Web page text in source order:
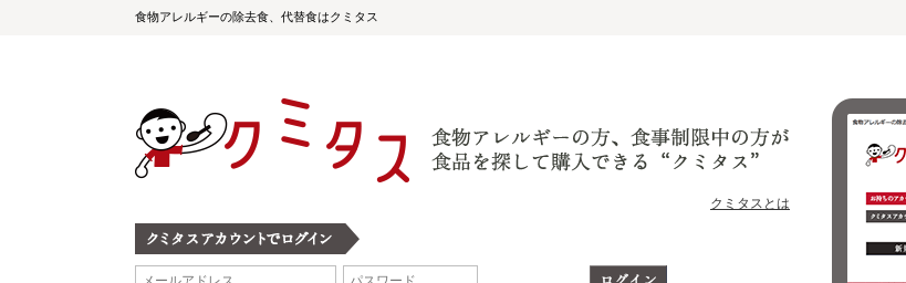
食物アレルギーの除去食、代替食はクミタス
クミタスとは